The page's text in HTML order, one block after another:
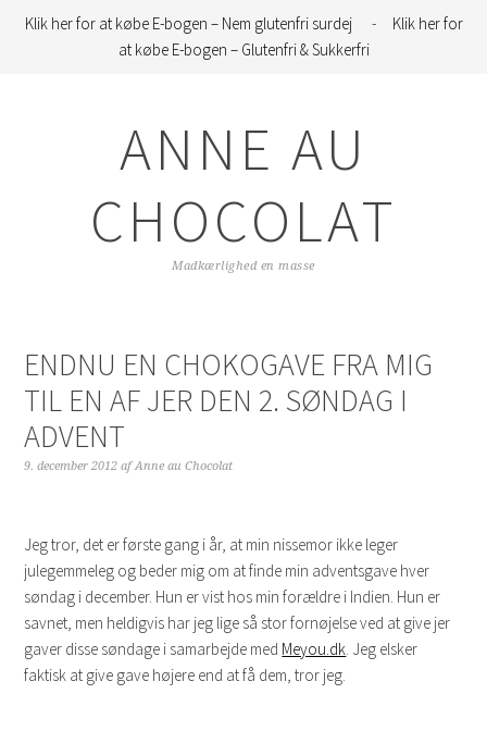
Klik her for at købe E-bogen – Nem glutenfri surdej - Klik her for
at købe E-bogen – Glutenfri & Sukkerfri
ANNE AU
CHOCOLAT
Madkærlighed en masse
ENDNU EN CHOKOGAVE FRA MIG
TIL EN AF JER DEN 2. SØNDAG I
ADVENT
9. december 2012 afAnne au Chocolat
Jeg tror, det er første gang i år, at min nissemor ikke leger
julegemmeleg og beder mig om at finde min adventsgave hver
søndag i december. Hun er vist hos min forældre i Indien. Hun er
savnet, men heldigvis har jeg lige så stor fornøjelse ved at give jer
gaver disse søndage i samarbejde med Meyou.dk. Jeg elsker
faktisk at give gave højere end at få dem, tror jeg.